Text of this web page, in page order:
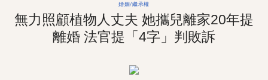
婚姻/繼承權
無力照顧植物人丈夫 她攜兒離家20年提
離婚 法官提「4字」判敗訴